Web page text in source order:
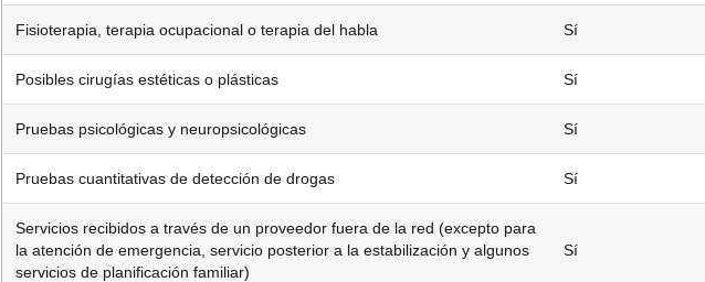
Fisioterapia, terapia ocupacional o terapia del habla Sí
Posibles cirugías estéticas o plásticas Sí
Pruebas psicológicas y neuropsicológicas Sí
Pruebas cuantitativas de detección de drogas Sí
Servicios recibidos a través de un proveedor fuera de la red (excepto para
la atención de emergencia, servicio posterior a la estabilización y algunos
servicios de planificación familiar)
Sí